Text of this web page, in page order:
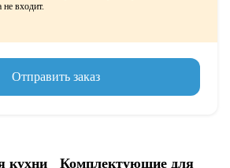
не входит.
Отправить заказ
кухни
Комплектующие для